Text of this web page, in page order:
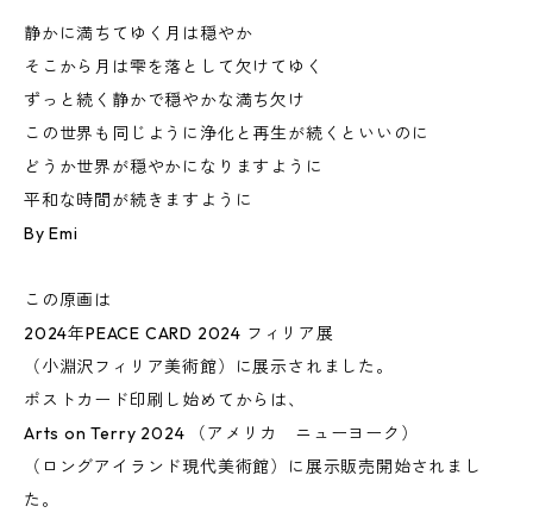
静かに満ちてゆく月は穏やか
そこから月は雫を落として欠けてゆく
ずっと続く静かで穏やかな満ち欠け
この世界も同じように浄化と再生が続くといいのに
どうか世界が穏やかになりますように
平和な時間が続きますように
By Emi
この原画は
2024年PEACE CARD 2024 フィリア展
（小淵沢フィリア美術館）に展示されました。
ポストカード印刷し始めてからは、
Arts on Terry 2024 （アメリカ ニューヨーク）
（ロングアイランド現代美術館）に展示販売開始されまし
た。